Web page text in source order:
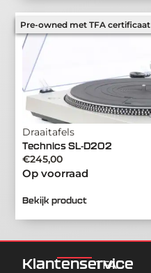
Pre-owned met TFA certificaat
Draaitafels
Technics SL-D202
€245,00
Op voorraad
Bekijk product
Klantenservice
TFA